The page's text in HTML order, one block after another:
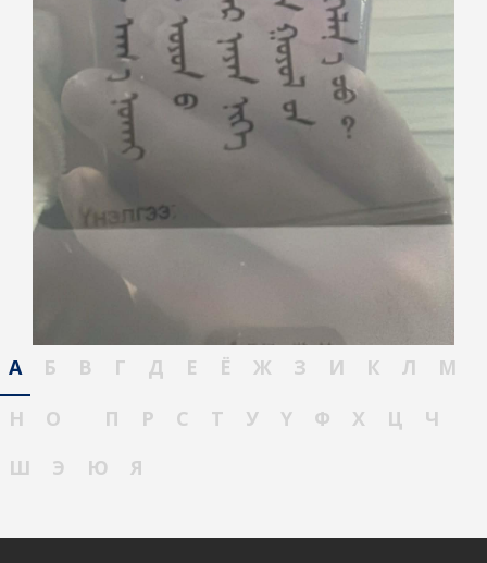
А Б В Г Д Е Ё Ж З И К Л
М
Н
О П Р С Т У Ү Ф Х Ц
Ч
Ш
Э Ю Я